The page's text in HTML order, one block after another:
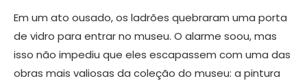
Em um ato ousado, os ladrões quebraram uma porta
de vidro para entrar no museu. O alarme soou, mas
isso não impediu que eles escapassem com uma das
obras mais valiosas da coleção do museu: a pintura